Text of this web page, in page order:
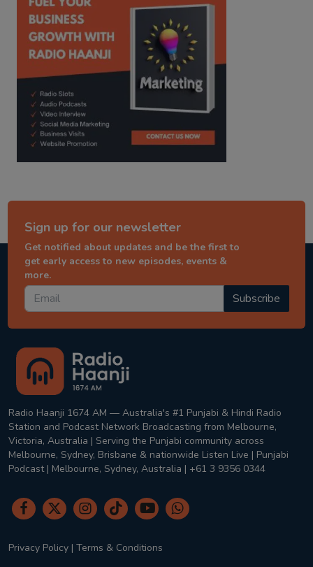
Sign up for our newsletter
Get notified about updates and be the first to
get early access to new episodes, events &
more.
Subscribe
Radio Haanji 1674 AM — Australia's #1 Punjabi & Hindi Radio
Station and Podcast Network Broadcasting from Melbourne,
Victoria, Australia | Serving the Punjabi community across
Melbourne, Sydney, Brisbane & nationwide Listen Live | Punjabi
Podcast | Melbourne, Sydney, Australia | +61 3 9356 0344
Privacy Policy | Terms & Conditions